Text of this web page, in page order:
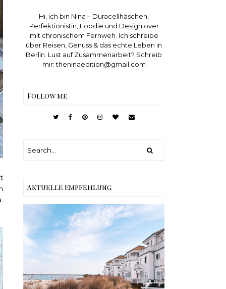
Hi, ich bin Nina – Duracellhäschen,
Perfektionistin, Foodie und Designlover
mit chronischem Fernweh. Ich schreibe
über Reisen, Genuss & das echte Leben in
Berlin. Lust auf Zusammenarbeit? Schreib
mir: theninaedition@gmail.com
Follow me
Aktuelle Empfehlung
Reisen - Schleiregion